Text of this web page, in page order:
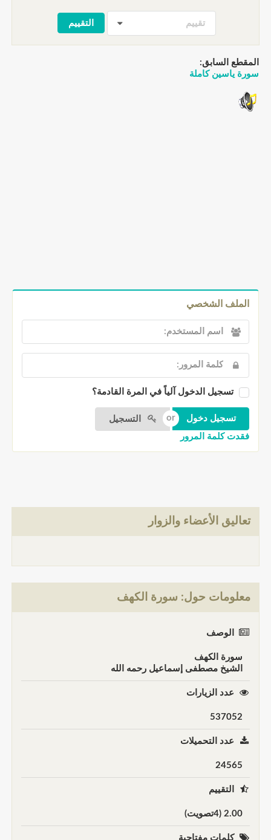
تقييم
المقطع السابق:
سورة ياسين كاملة
الملف الشخصي
تسجيل الدخول آلياً في المرة القادمة؟
التسجيل
فقدت كلمة المرور
تعاليق الأعضاء والزوار
معلومات حول: سورة الكهف
الوصف
سورة الكهف
الشيخ مصطفى إسماعيل رحمه الله
عدد الزيارات
537052
عدد التحميلات
24565
التقييم
2.00 (4تصويت)
كلمات مفتاحية